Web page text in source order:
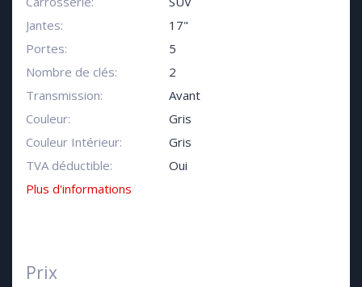
Jantes:
17"
Portes:
5
Nombre de clés:
2
Transmission:
Avant
Couleur:
Gris
Couleur Intérieur:
Gris
TVA déductible:
Oui
Plus d'informations
Prix